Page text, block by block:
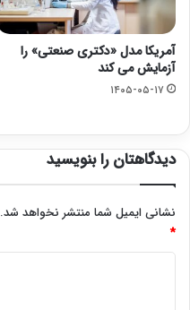
آمریکا مدل «دکتری صنعتی» را
آزمایش می کند
۱۴۰۵-۰۵-۱۷
دیدگاهتان را بنویسید
نشانی ایمیل شما منتشر نخواهد شد.
*